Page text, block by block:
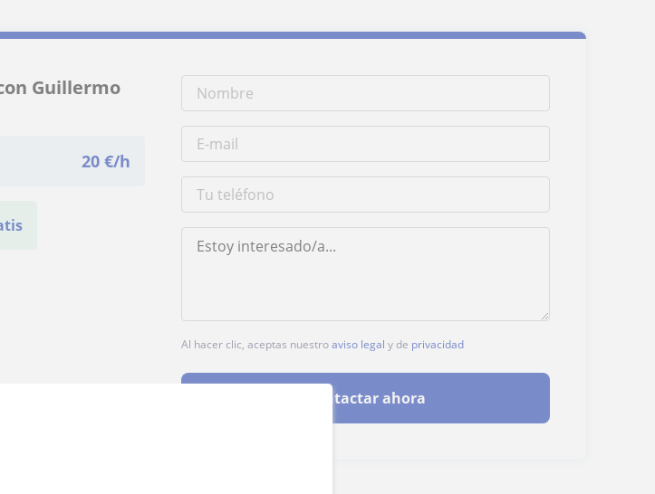
Guillermo
20 €/h
Al hacer clic, aceptas nuestroaviso legal y de privacidad
Contactar ahora